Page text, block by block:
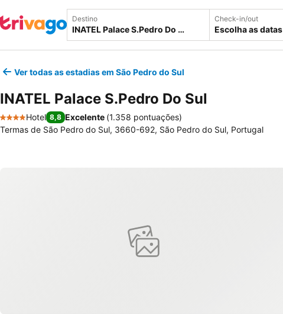
Destino Check-in/out
Escolha as datas
Ver todas as estadias em São Pedro do Sul
INATEL Palace S.Pedro Do Sul
4 Estrelas
Hotel 8,8 Excelente (1.358 pontuações)
Termas de São Pedro do Sul, 3660-692, São Pedro do Sul, Portugal